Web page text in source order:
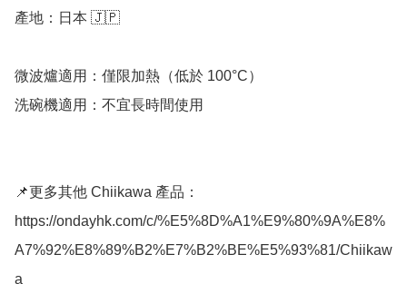
產地：日本 🇯🇵
微波爐適用：僅限加熱（低於 100°C）
洗碗機適用：不宜長時間使用
📌更多其他 Chiikawa 產品：
https://ondayhk.com/c/%E5%8D%A1%E9%80%9A%E8%
A7%92%E8%89%B2%E7%B2%BE%E5%93%81/Chiikaw